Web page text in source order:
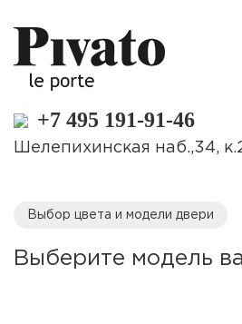
+7 495 191-91-46
Шелепихинская наб.,34,
Выбор цвета и модели двери
Выберите модель